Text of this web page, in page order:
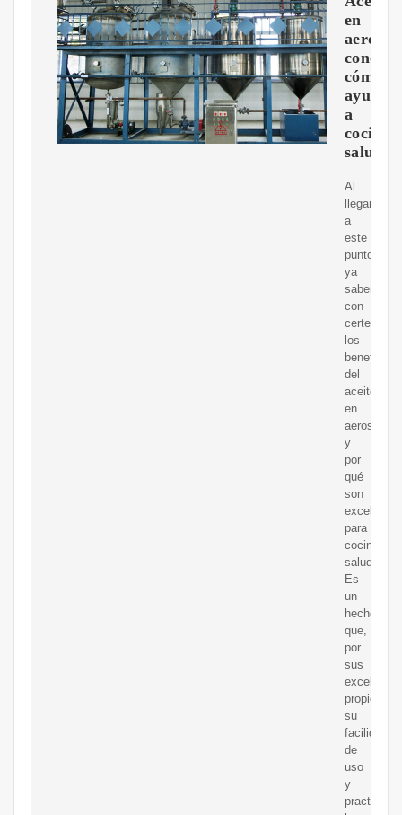
en
aerosol:
conoce
cómo
ayuda
a
cocinar
Al
llegar
a
este
punto
ya
sabemos
con
certeza
los
beneficios
del
aceite
en
aerosol
y
por
qué
son
excelentes
para
cocinar
saludable.
Es
un
hecho
que,
por
sus
excelentes
su
facilidad
de
uso
y